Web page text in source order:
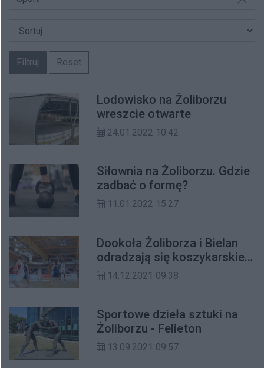
Filtruj Reset
Lodowisko na Żoliborzu
wreszcie otwarte
24.01.2022 10:42
Siłownia na Żoliborzu. Gdzie
zadbać o formę?
11.01.2022 15:27
Dookoła Żoliborza i Bielan
odradzają się koszykarskie
potęgi
14.12.2021 09:38
Sportowe dzieła sztuki na
Żoliborzu - Felieton
13.09.2021 09:57